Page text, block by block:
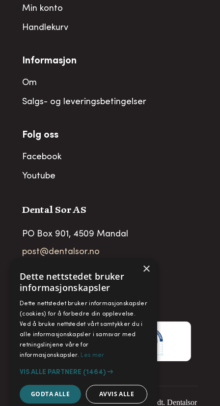
Min konto
Handlekurv
Informasjon
Om
Salgs- og leveringsbetingelser
Folg oss
Facebook
Youtube
Dental Sor AS
PO Box 901, 4509 Mandal
post@dentalsor.no
Telefon: +47 38 27 88 88
Fax: + 47 38 27 88 89
Copyright © 2025. Alle rettigheter forbeholdt. Dentalsor
×
Dette nettstedet bruker
informasjonskapsler
Dette nettstedet bruker informasjonskapsler
(cookies) for å forbedre din opplevelse.
Ved å bruke nettstedet vårt samtykker du i
alle informasjonskapsler i samsvar med
retningslinjene våre for
informasjonskapsler. Les mer
VIS ALLE PARTNERE (1464) →
GODTA ALLE AVVIS ALLE